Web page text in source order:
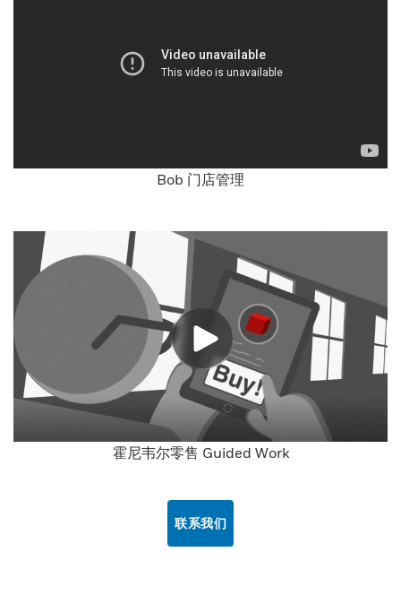
Bob 门店管理
霍尼韦尔零售 Guided Work
联系我们